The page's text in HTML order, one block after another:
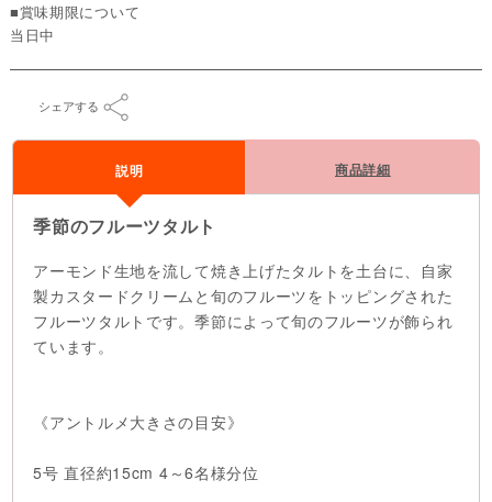
■賞味期限について
当日中
シェアする
説明 商品詳細
季節のフルーツタルト
アーモンド生地を流して焼き上げたタルトを土台に、自家
製カスタードクリームと旬のフルーツをトッピングされた
フルーツタルトです。季節によって旬のフルーツが飾られ
ています。
《アントルメ大きさの目安》
5号 直径約15cm 4～6名様分位